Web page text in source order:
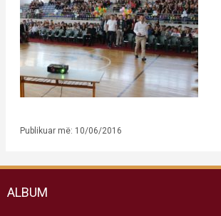
Publikuar më: 10/06/2016
ALBUM